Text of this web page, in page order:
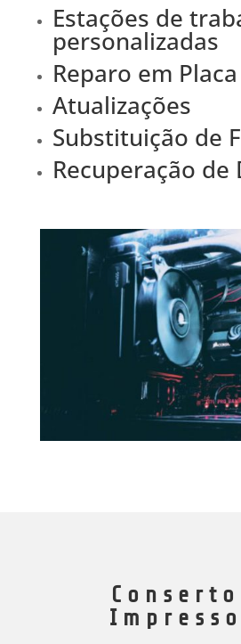
Estações de
personalizadas
Reparo em
Atualizações
Substituição de
Recuperação de